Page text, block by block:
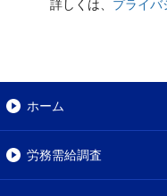
詳しくは、 プライバ
ホーム
労務需給調査